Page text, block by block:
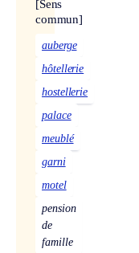
[Sens
commun]
auberge
hôtellerie
hostellerie
palace
meublé
garni
motel
pension
de
famille